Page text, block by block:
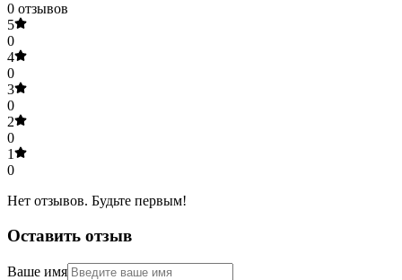
0 отзывов
5
0
4
0
3
0
2
0
1
0
Нет отзывов. Будьте первым!
Оставить отзыв
Ваше имя